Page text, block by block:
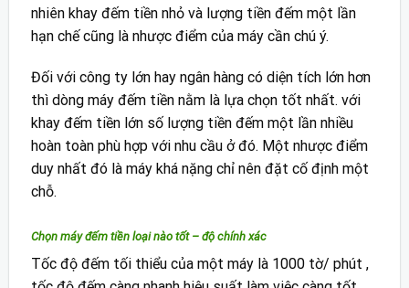
nhiên khay đếm tiền nhỏ và lượng tiền đếm một lần
hạn chế cũng là nhược điểm của máy cần chú ý.
Đối với công ty lớn hay ngân hàng có diện tích lớn hơn
thì dòng máy đếm tiền nằm là lựa chọn tốt nhất. với
khay đếm tiền lớn số lượng tiền đếm một lần nhiều
hoàn toàn phù hợp với nhu cầu ở đó. Một nhược điểm
duy nhất đó là máy khá nặng chỉ nên đặt cố định một
chỗ.
Chọn máy đếm tiền loại nào tốt – độ chính xác
Tốc độ đếm tối thiểu của một máy là 1000 tờ/ phút ,